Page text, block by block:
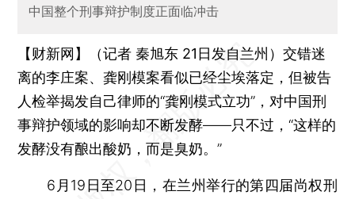
中国整个刑事辩护制度正面临冲击
【财新网】（记者 秦旭东 21日发自兰州）交错迷
离的李庄案、龚刚模案看似已经尘埃落定，但被告
人检举揭发自己律师的“龚刚模式立功”，对中国刑
事辩护领域的影响却不断发酵——只不过，“这样的
发酵没有酿出酸奶，而是臭奶。”
6月19日至20日，在兰州举行的第四届尚权刑